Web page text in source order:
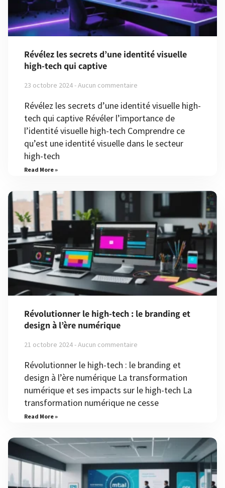
Révélez les secrets d’une identité visuelle
high-tech qui captive
23 octobre 2024 Aucun commentaire
Révélez les secrets d’une identité visuelle high-
tech qui captive Révéler l’importance de
l’identité visuelle high-tech Comprendre ce
qu’est une identité visuelle dans le secteur
high-tech
Read More »
Révolutionner le high-tech : le branding et
design à l’ère numérique
21 octobre 2024 Aucun commentaire
Révolutionner le high-tech : le branding et
design à l’ère numérique La transformation
numérique et ses impacts sur le high-tech La
transformation numérique ne cesse
Read More »